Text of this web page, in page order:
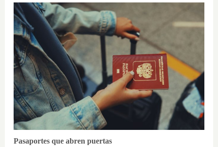
Pasaportes que abren puertas